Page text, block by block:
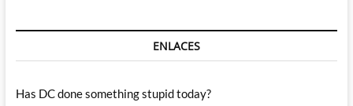
ENLACES
Has DC done something stupid today?